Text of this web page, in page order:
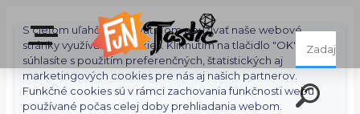
S cieľom uľahčiť používateľom používať naše webové
stránky využívame cookies. Kliknutím na tlačidlo "OK"
súhlasíte s použitím preferenčných, štatistických aj
marketingových cookies pre nás aj našich partnerov.
Funkčné cookies sú v rámci zachovania funkčnosti webu
používané počas celej doby prehliadania webom.